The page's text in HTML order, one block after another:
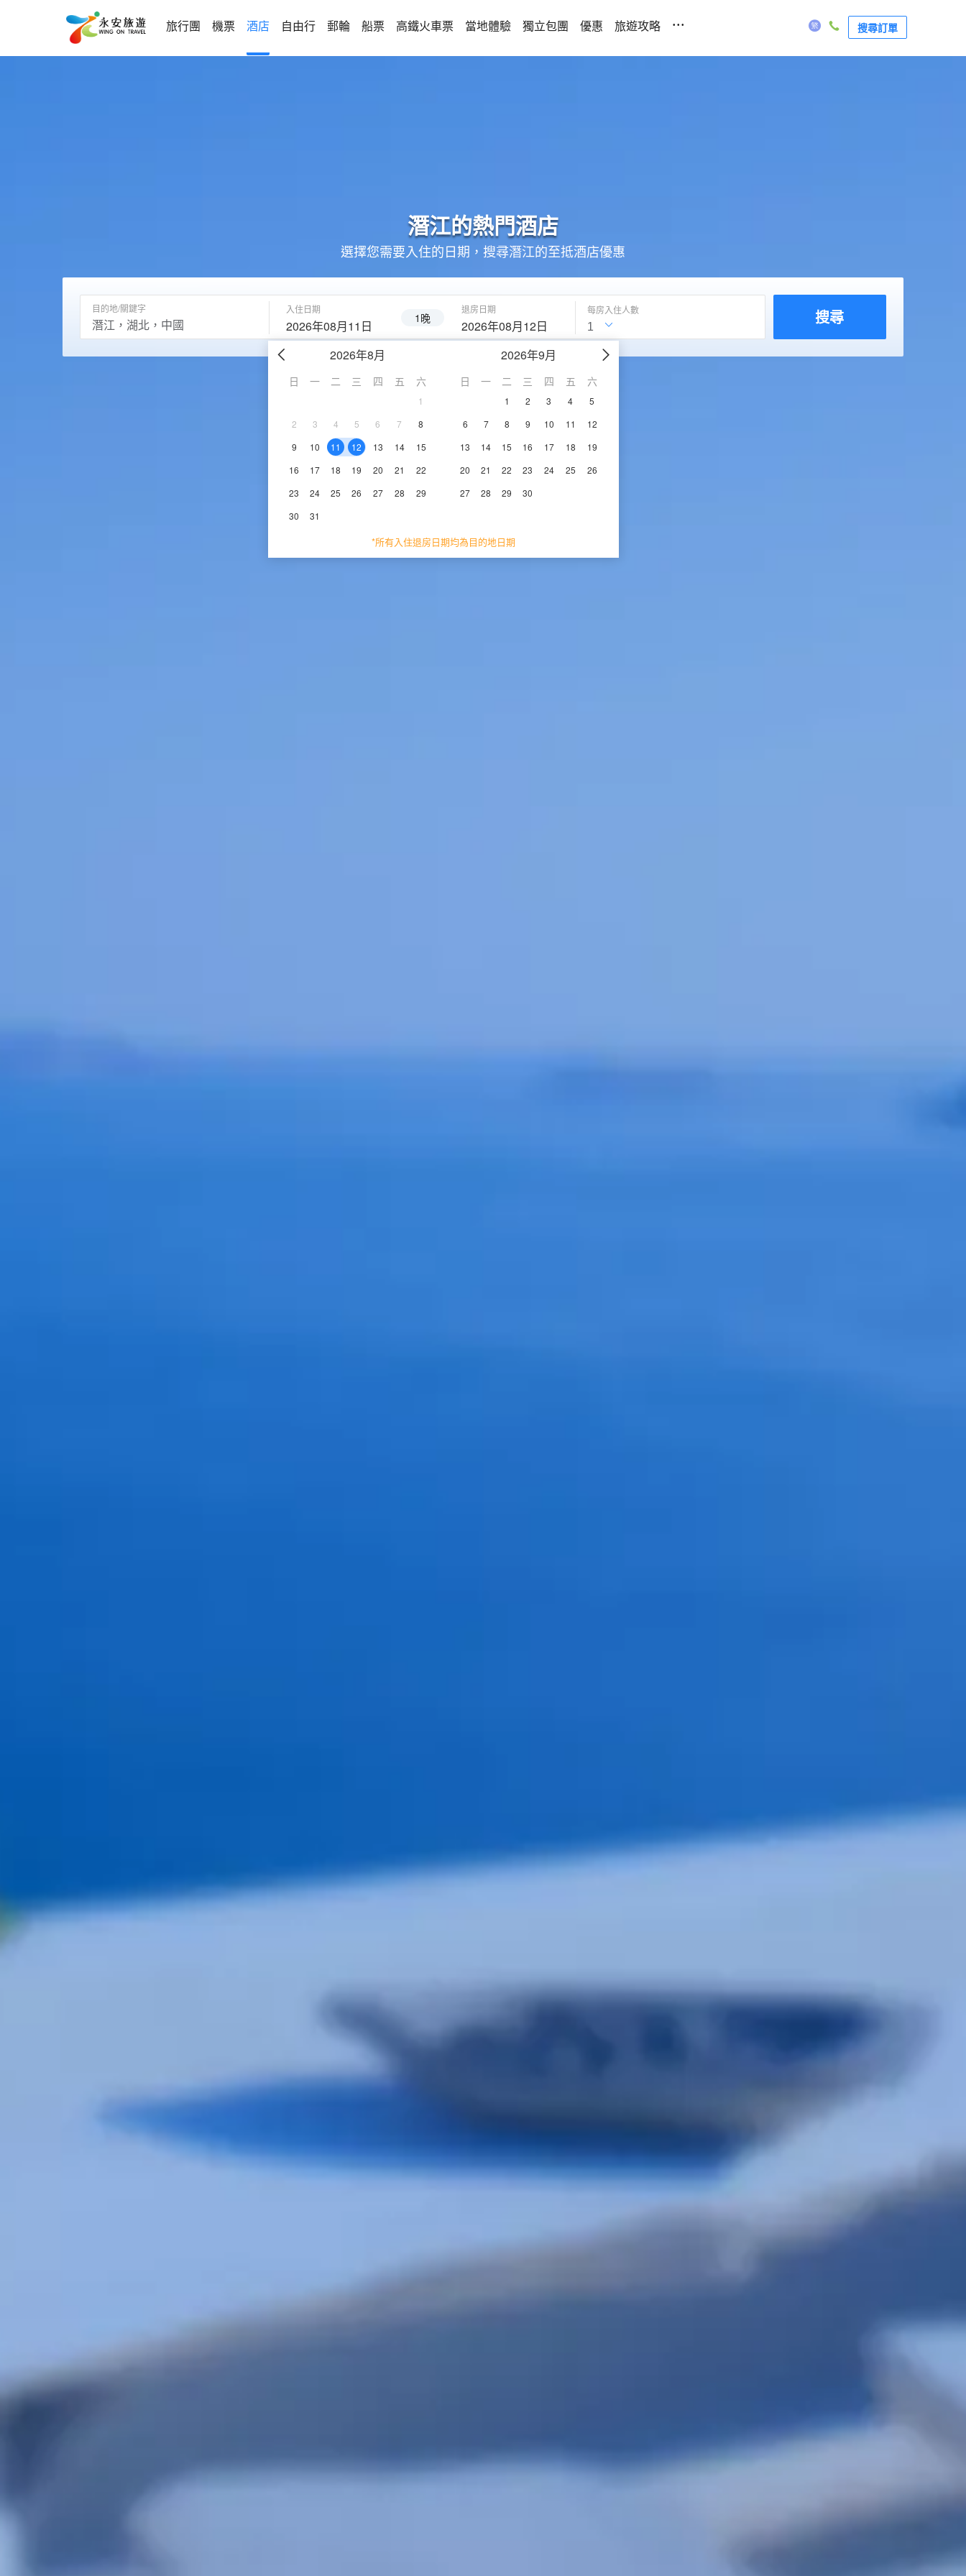
旅行團 機票 酒店 自由行 郵輪 船票 高鐵火車票 當地體驗 獨立包團 優惠 旅遊攻略 ... 搜尋訂單
潛江的熱門酒店
選擇您需要入住的日期，搜尋潛江的至抵酒店優惠
目的地/關鍵字 入住日期
2026年08月11日 1晚
退房日期
2026年08月12日
2026年8月
日 一 二 三 四 五 六
1
2
3 4 5 6 7
8
9
10 11 12 13 14
15
16
17 18 19 20 21
22
23
24 25 26 27 28
29
30
31
2026年9月
日 一 二 三 四 五 六
1 2 3 4
5
6
7 8 9 10 11
12
13
14 15 16 17 18
19
20
21 22 23 24 25
26
27
28 29 30
*所有入住退房日期均為目的地日期
每房入住人數 搜尋